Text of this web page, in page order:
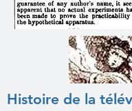
Histoire de la